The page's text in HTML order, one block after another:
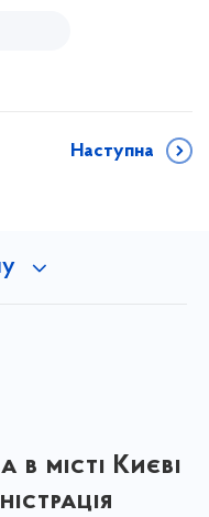
Наступна
в місті Києві